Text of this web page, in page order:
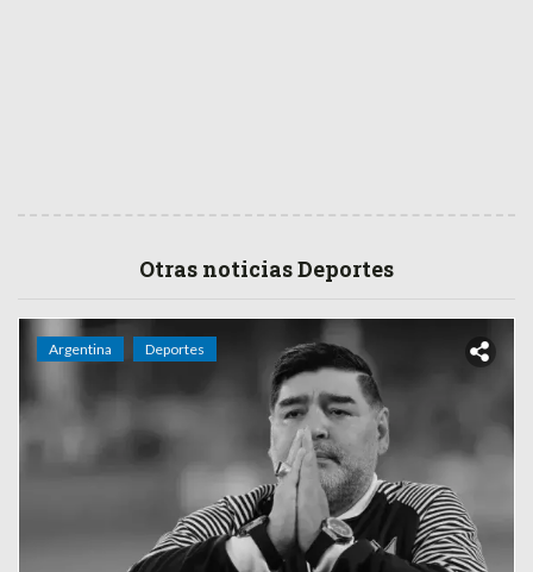
Otras noticias Deportes
Argentina Deportes